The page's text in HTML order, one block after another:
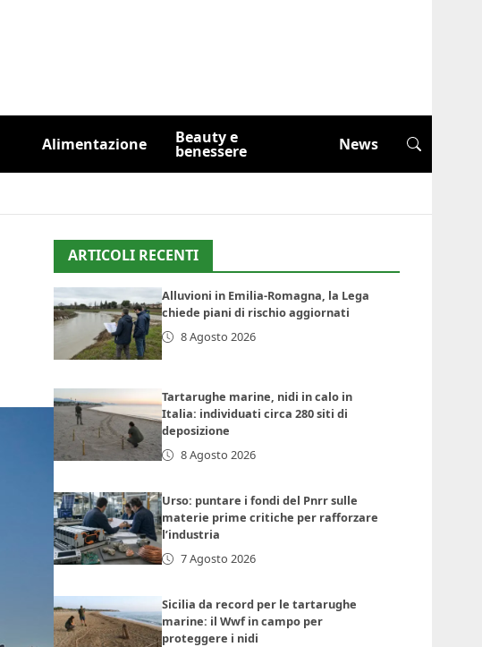
Alimentazione Beauty e
benessere News
ARTICOLI RECENTI
Alluvioni in Emilia-Romagna, la Lega
chiede piani di rischio aggiornati
8 Agosto 2026
Tartarughe marine, nidi in calo in
Italia: individuati circa 280 siti di
deposizione
8 Agosto 2026
Urso: puntare i fondi del Pnrr sulle
materie prime critiche per rafforzare
l’industria
7 Agosto 2026
Sicilia da record per le tartarughe
marine: il Wwf in campo per
proteggere i nidi